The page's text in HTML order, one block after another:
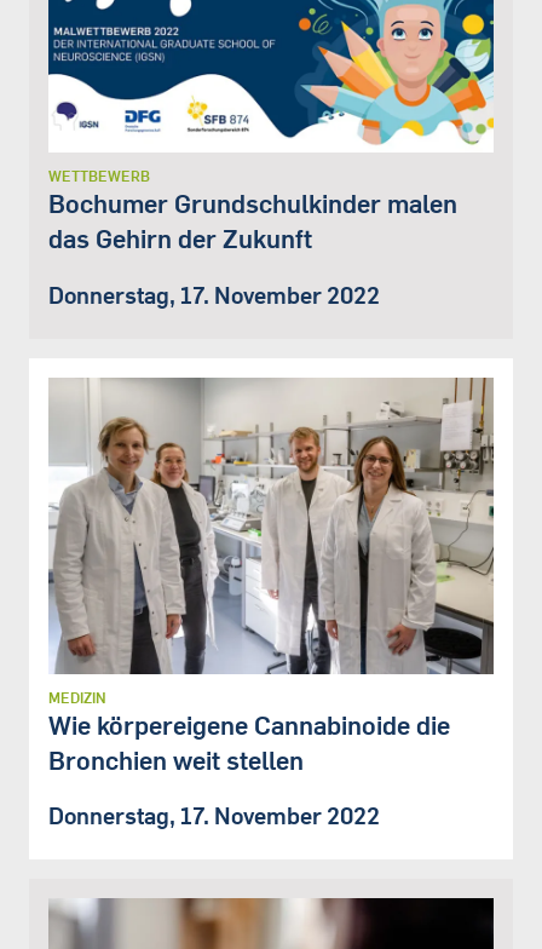
WETTBEWERB
Bochumer Grundschulkinder malen
das Gehirn der Zukunft
Donnerstag, 17. November 2022
MEDIZIN
Wie körpereigene Cannabinoide die
Bronchien weit stellen
Donnerstag, 17. November 2022